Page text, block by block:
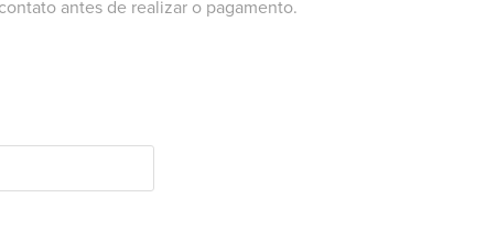
antes de realizar o pagamento.